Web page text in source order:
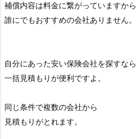
補償内容は料金に繋がっていますから
誰にでもおすすめの会社ありません。
自分にあった安い保険会社を探すなら
一括見積もりが便利ですよ。
同じ条件で複数の会社から
見積もりがとれます。